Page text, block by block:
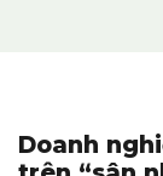
Doanh